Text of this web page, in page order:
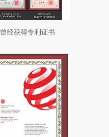
曾经获得专利证书